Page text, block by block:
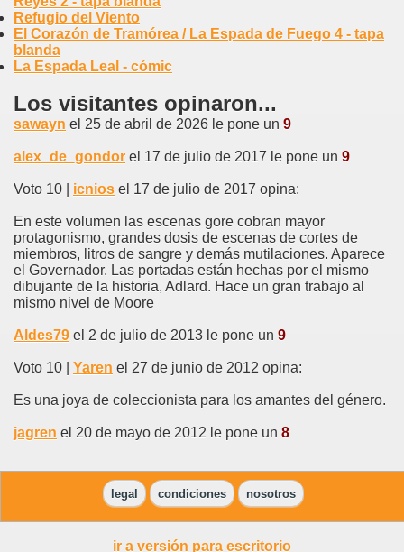
Refugio del Viento
El Corazón de Tramórea / La Espada de Fuego 4 - tapa
blanda
La Espada Leal - cómic
Los visitantes opinaron...
sawayn el 25 de abril de 2026 le pone un 9
alex_de_gondor el 17 de julio de 2017 le pone un 9
Voto 10 | icnios el 17 de julio de 2017 opina:
En este volumen las escenas gore cobran mayor
protagonismo, grandes dosis de escenas de cortes de
miembros, litros de sangre y demás mutilaciones. Aparece
el Governador. Las portadas están hechas por el mismo
dibujante de la historia, Adlard. Hace un gran trabajo al
mismo nivel de Moore
Aldes79 el 2 de julio de 2013 le pone un 9
Voto 10 | Yaren el 27 de junio de 2012 opina:
Es una joya de coleccionista para los amantes del género.
jagren el 20 de mayo de 2012 le pone un 8
legal condiciones nosotros
ir a versión para escritorio